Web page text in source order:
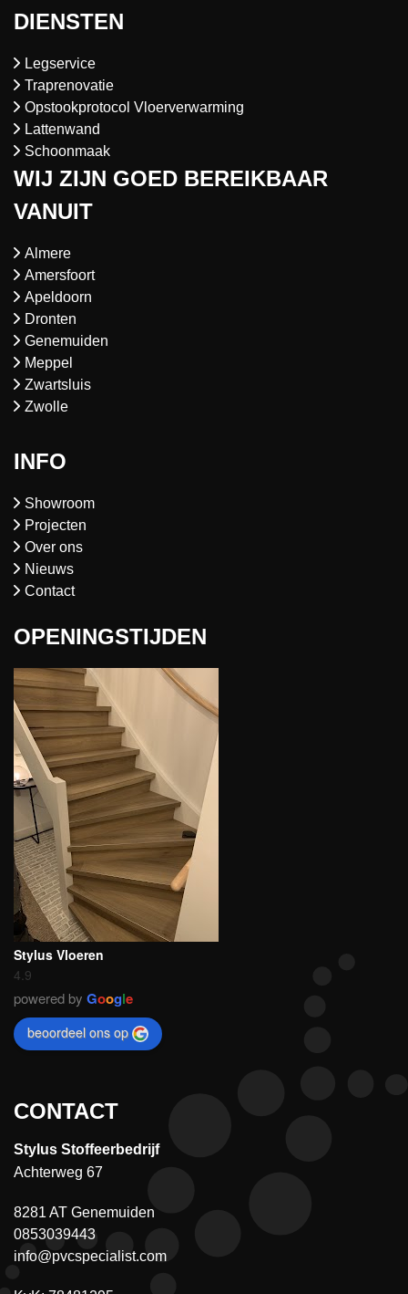
DIENSTEN
Legservice
Traprenovatie
Opstookprotocol Vloerverwarming
Lattenwand
Schoonmaak
WIJ ZIJN GOED BEREIKBAAR
VANUIT
Almere
Amersfoort
Apeldoorn
Dronten
Genemuiden
Meppel
Zwartsluis
Zwolle
INFO
Showroom
Projecten
Over ons
Nieuws
Contact
OPENINGSTIJDEN
Stylus Vloeren
4.9
powered by Google
beoordeel ons op
CONTACT
Stylus Stoffeerbedrijf
Achterweg 67
8281 AT Genemuiden
0853039443
info@pvcspecialist.com